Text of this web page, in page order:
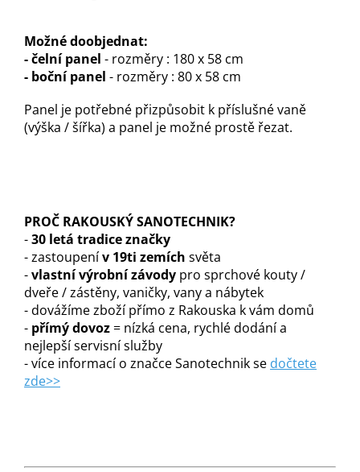
Možné doobjednat:
- čelní panel - rozměry : 180 x 58 cm
- boční panel - rozměry : 80 x 58 cm
Panel je potřebné přizpůsobit k příslušné vaně
(výška / šířka) a panel je možné prostě řezat.
PROČ RAKOUSKÝ SANOTECHNIK?
-30 letá tradice značky
- zastoupenív 19ti zemích světa
-vlastní výrobní závody pro sprchové kouty /
dveře / zástěny, vaničky, vany a nábytek
- dovážíme zboží přímo z Rakouska k vám domů
- přímý dovoz= nízká cena, rychlé dodání a
nejlepší servisní služby
- více informací o značce Sanotechnik se dočtete
zde>>